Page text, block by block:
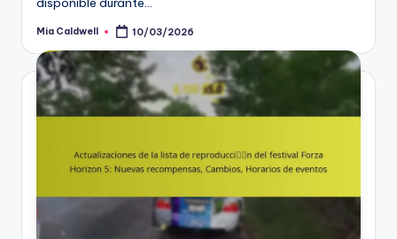
Posted
Mia Caldwell 10/03/2026